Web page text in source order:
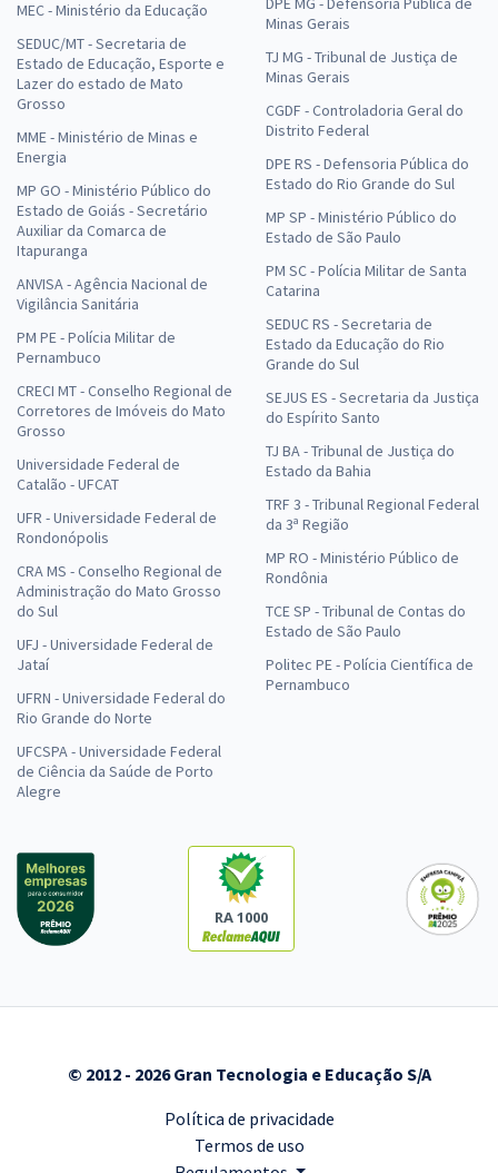
MEC - Ministério da Educação
SEDUC/MT - Secretaria de
Estado de Educação, Esporte e
Lazer do estado de Mato
Grosso
MME - Ministério de Minas e
Energia
MP GO - Ministério Público do
Estado de Goiás - Secretário
Auxiliar da Comarca de
Itapuranga
ANVISA - Agência Nacional de
Vigilância Sanitária
PM PE - Polícia Militar de
Pernambuco
CRECI MT - Conselho Regional de
Corretores de Imóveis do Mato
Grosso
Universidade Federal de
Catalão - UFCAT
UFR - Universidade Federal de
Rondonópolis
CRA MS - Conselho Regional de
Administração do Mato Grosso
do Sul
UFJ - Universidade Federal de
Jataí
UFRN - Universidade Federal do
Rio Grande do Norte
UFCSPA - Universidade Federal
de Ciência da Saúde de Porto
Alegre
Minas Gerais
TJ MG - Tribunal de Justiça de
Minas Gerais
CGDF - Controladoria Geral do
Distrito Federal
DPE RS - Defensoria Pública do
Estado do Rio Grande do Sul
MP SP - Ministério Público do
Estado de São Paulo
PM SC - Polícia Militar de Santa
Catarina
SEDUC RS - Secretaria de
Estado da Educação do Rio
Grande do Sul
SEJUS ES - Secretaria da Justiça
do Espírito Santo
TJ BA - Tribunal de Justiça do
Estado da Bahia
TRF 3 - Tribunal Regional Federal
da 3ª Região
MP RO - Ministério Público de
Rondônia
TCE SP - Tribunal de Contas do
Estado de São Paulo
Politec PE - Polícia Científica de
Pernambuco
RA 1000
© 2012 - 2026 Gran Tecnologia e Educação S/A
Política de privacidade
Termos de uso